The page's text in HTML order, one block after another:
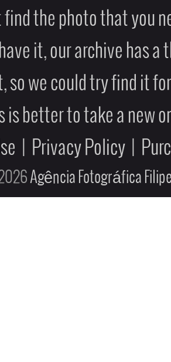
find the photo that you
it, our archive has
so we could try find it
is better to take a new
Privacy Policy
Agência Fotográfica